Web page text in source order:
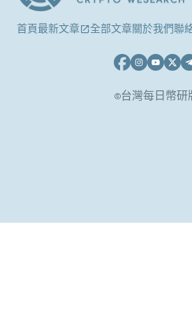
首頁最新文章 全部文章關於我們聯
©台灣每日幣研